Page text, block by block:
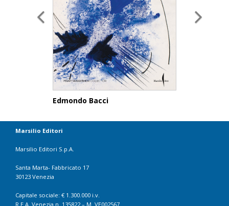
Edmondo Bacci
Marsilio Editori
Marsilio Editori S.p.A.
Santa Marta- Fabbricato 17
30123 Venezia
Capitale sociale: € 1.300.000 i.v.
R.E.A. Venezia n. 135822 – M. VE002567